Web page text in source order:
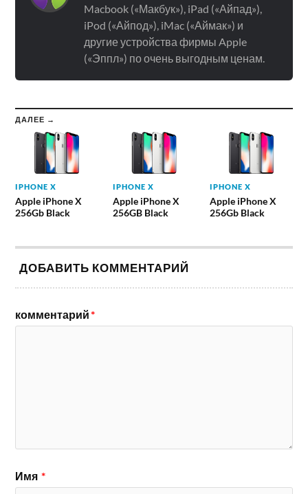
Macbook («Макбук»), iPad («Айпад»),
iPod («Айпод»), iMac («Аймак») и
другие устройства фирмы Apple
(«Эппл») по очень выгодным ценам.
ДАЛЕЕ →
IPHONE X
Apple iPhone X
256Gb Black
IPHONE X
Apple iPhone X
256GB Black
IPHONE X
Apple iPhone X
256Gb Black
ДОБАВИТЬ КОММЕНТАРИЙ
комментарий*
Имя *